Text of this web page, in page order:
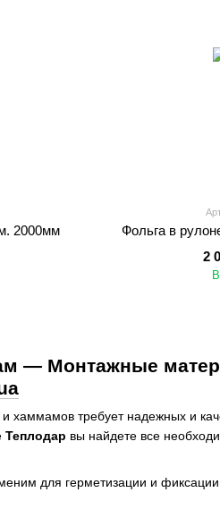
— Монтажные
хаммамов требует надежных и
Теплодар вы найдете все
для герметизации и
2000мм
Фольга в
2